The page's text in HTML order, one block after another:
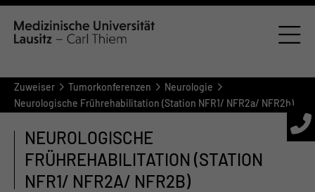
Zuweiser Tumorkonferenzen
Neurologie
Neurologische Frührehabilitation (Station NFR1/ NFR2a/ NFR2b)
NEUROLOGISCHE
FRÜHREHABILITATION (STATION
NFR1/ NFR2A/ NFR2B)